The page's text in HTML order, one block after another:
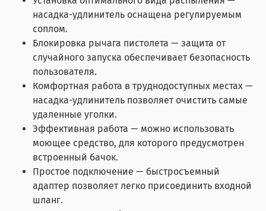
насадка-удлинитель оснащена регулируемым
соплом.
Блокировка рычага пистолета — защита от
случайного запуска обеспечивает безопасность
пользователя.
Комфортная работа в труднодоступных местах —
насадка-удлинитель позволяет очистить самые
удаленные уголки.
Эффективная работа — можно использовать
моющее средство, для которого предусмотрен
встроенный бачок.
Простое подключение — быстросъемный
адаптер позволяет легко присоединить входной
шланг.